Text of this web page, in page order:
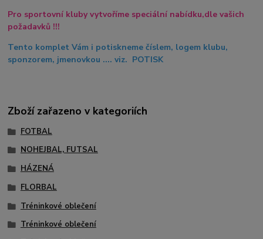
Pro sportovní kluby vytvoříme speciální nabídku,dle vašich
požadavků !!!
Tento komplet Vám i potiskneme číslem, logem klubu,
sponzorem, jmenovkou .... viz. POTISK
Zboží zařazeno v kategoriích
FOTBAL
NOHEJBAL, FUTSAL
HÁZENÁ
FLORBAL
Tréninkové oblečení
Tréninkové oblečení